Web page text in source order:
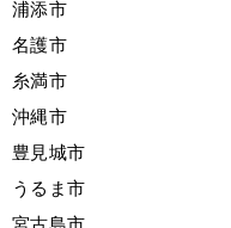
浦添市
名護市
糸満市
沖縄市
豊見城市
うるま市
宮古島市